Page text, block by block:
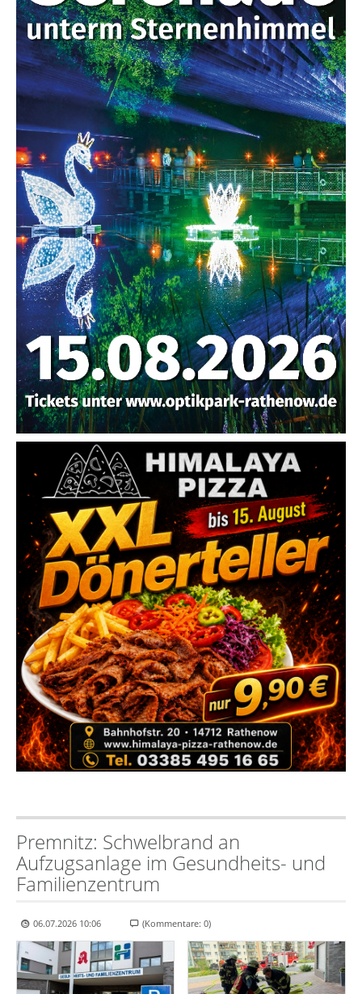
Premnitz: Schwelbrand an
Aufzugsanlage im Gesundheits- und
Familienzentrum
06.07.2026 10:06 (Kommentare: 0)